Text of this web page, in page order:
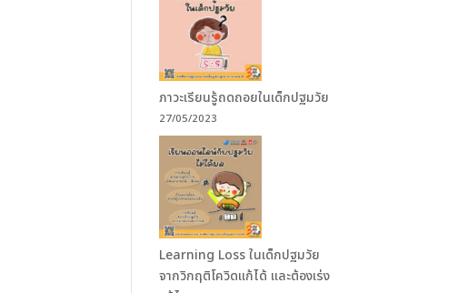
ภาวะเรียนรู้ถดถอยในเด็กปฐมวัย
27/05/2023
Learning Loss ในเด็กปฐมวัย
จากวิกฤติโควิดแก้ได้ และต้องเร่ง